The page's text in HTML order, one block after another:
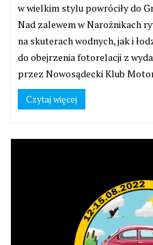
w wielkim stylu powróciły do
Nad zalewem w Narożnikach
na skuterach wodnych, jak i
do obejrzenia fotorelacji z
przez Nowosądecki Klub
Czytaj więcej